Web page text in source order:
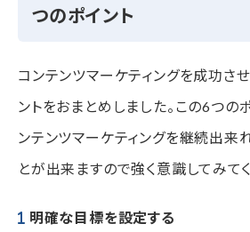
つのポイント
コンテンツマーケティングを成功さ
ントをおまとめしました。この6つの
ンテンツマーケティングを継続出来
とが出来ますので強く意識してみてく
明確な目標を設定する